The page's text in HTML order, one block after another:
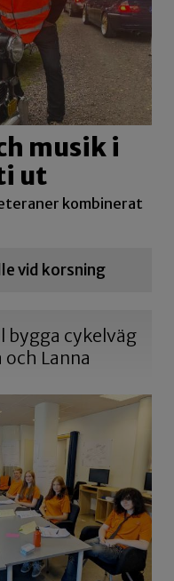
musik i
ut
kombinerat
vid korsning
bygga cykelväg
och Lanna